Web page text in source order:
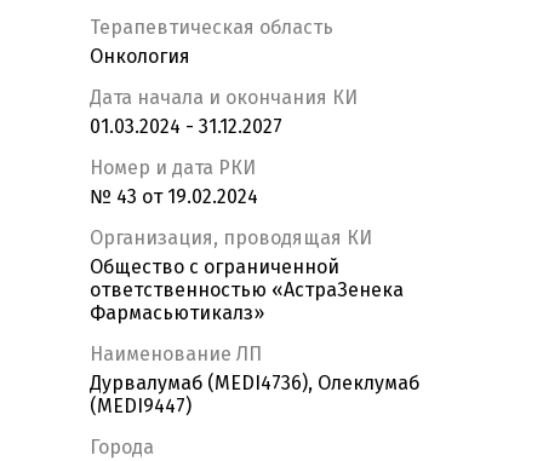
Терапевтическая область
Онкология
Дата начала и окончания КИ
01.03.2024 - 31.12.2027
Номер и дата РКИ
№ 43 от 19.02.2024
Организация, проводящая КИ
Общество с ограниченной
ответственностью «АстраЗенека
Фармасьютикалз»
Наименование ЛП
Дурвалумаб (MEDI4736), Олеклумаб
(MEDI9447)
Города